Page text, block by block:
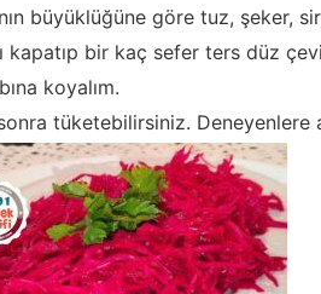
büyüklüğüne göre tuz, şeker,
kapatıp bir kaç sefer ters düz
koyalım.
tüketebilirsiniz. Deneyenlere